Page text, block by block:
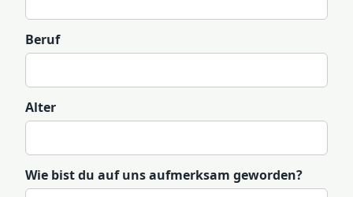
Beruf
Alter
Wie bist du auf uns aufmerksam geworden?